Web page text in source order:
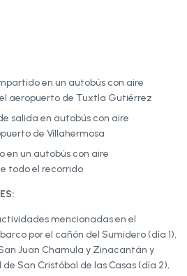
en un autobús con aire
aeropuerto de Tuxtla Gutiérrez
salida en autobús con aire
de Villahermosa
en un autobús con aire
todo el recorrido
mencionadas en el
por el cañón del Sumidero (día 1),
Juan Chamula y Zinacantán y
San Cristóbal de las Casas (día 2),